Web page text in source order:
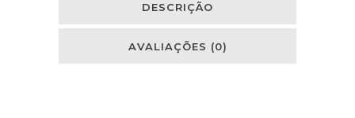
DESCRIÇÃO
AVALIAÇÕES (0)